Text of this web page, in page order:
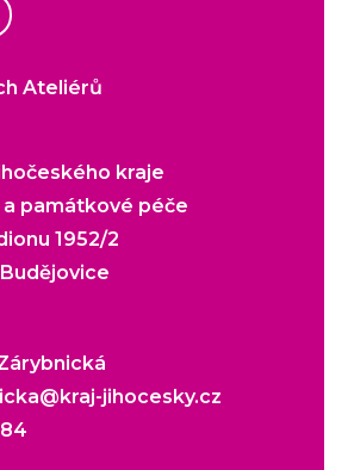
Ateliérů
kraje
památkové péče
1952/2
jihocesky.cz